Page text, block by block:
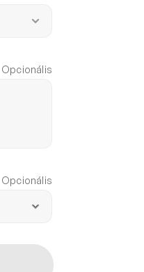
Opcionális
Opcionális